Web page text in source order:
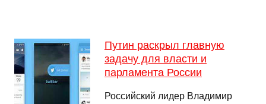
Путин раскрыл главную
задачу для власти и
парламента России
Российский лидер Владимир